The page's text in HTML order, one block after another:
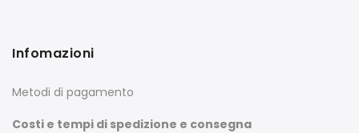
Infomazioni
Metodi di pagamento
Costi e tempi di spedizione e consegna